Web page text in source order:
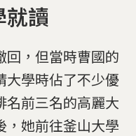
就讀
回，但當時曹國的
大學時佔了不少優
名前三名的高麗大
，她前往釜山大學